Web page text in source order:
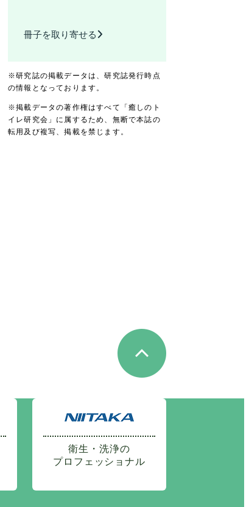
冊子を取り寄せる
※研究誌の掲載データは、研究誌発行時点
の情報となっております。
※掲載データの著作権はすべて「癒しのト
イレ研究会」に属するため、無断で本誌の
転用及び複写、掲載を禁じます。
衛生・洗浄の
プロフェッショナル